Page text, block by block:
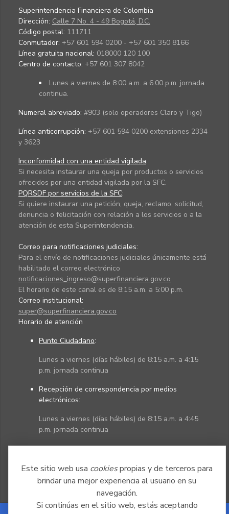
Este sitio web usa cookiespropias y de terceros para
brindar una mejor experiencia al usuario en su
navegación.
Si continúas en el sitio web, estás aceptando
Superintendencia Financiera de Colombia
Dirección: Calle 7 No. 4 - 49 Bogotá, D.C.
Código postal: 111711
Conmutador: +57 601 594 0200 - +57 601 350 8166
Línea gratuita nacional: 018000 120 100
Centro de contacto: +57 601 307 8042
Lunes a viernes de 8:00 a.m. a 6:00 p.m. jornada
continua.
Numeral abreviado: #903 (solo operadores Claro y Tigo)
Línea anticorrupción: +57 601 594 0200 extensiones 2334
y 3623
Inconformidad con una entidad vigilada:
Si necesita instaurar una queja por productos o servicios
ofrecidos por una entidad vigilada por la SFC.
PQRSDF por servicios de la SFC:
Si quiere instaurar una petición, queja, reclamo, solicitud,
denuncia o felicitación con relación a los servicios o a la
atención de esta Superintendencia.
Correo para notificaciones judiciales:
Para el envío de notificaciones judiciales únicamente está
habilitado el correo electrónico
notificaciones_ingreso@superfinanciera.gov.co
El horario de este canal es de 8:15 a.m. a 5:00 p.m.
Correo institucional:
super@superfinanciera.gov.co
Horario de atención
Punto Ciudadano:
Lunes a viernes (días hábiles) de 8:15 a.m. a 4:15
p.m. jornada continua
Recepción de correspondencia por medios
electrónicos:
Lunes a viernes (días hábiles) de 8:15 a.m. a 4:45
p.m. jornada continua